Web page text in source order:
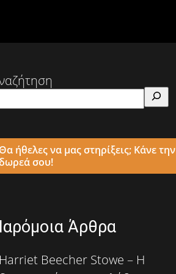
ήθελες να μας στηρίξεις; Κάνε την
σου!
Άρθρα
Beecher Stowe – Η